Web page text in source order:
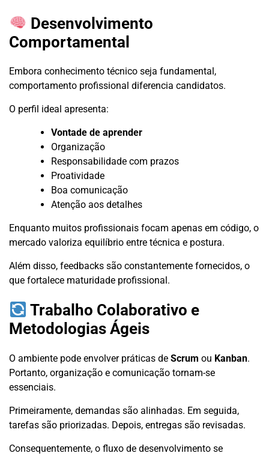
Desenvolvimento
Comportamental
Embora conhecimento técnico seja fundamental,
comportamento profissional diferencia candidatos.
O perfil ideal apresenta:
Vontade de aprender
Organização
Responsabilidade com prazos
Proatividade
Boa comunicação
Atenção aos detalhes
Enquanto muitos profissionais focam apenas em código, o
mercado valoriza equilíbrio entre técnica e postura.
Além disso, feedbacks são constantemente fornecidos, o
que fortalece maturidade profissional.
Trabalho Colaborativo e
Metodologias Ágeis
O ambiente pode envolver práticas de Scrum ou Kanban.
Portanto, organização e comunicação tornam-se
essenciais.
Primeiramente, demandas são alinhadas. Em seguida,
tarefas são priorizadas. Depois, entregas são revisadas.
Consequentemente, o fluxo de desenvolvimento se